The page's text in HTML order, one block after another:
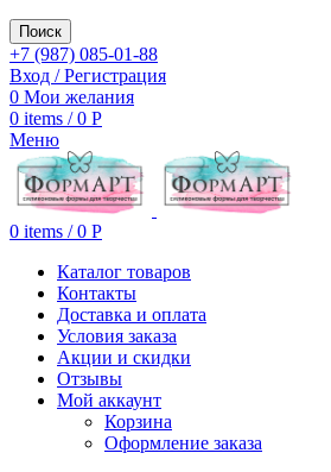
Поиск
+7 (987) 085-01-88
Вход / Регистрация
0 Мои желания
0 items / 0 Р
Меню
0 items / 0 Р
Каталог товаров
Контакты
Доставка и оплата
Условия заказа
Акции и скидки
Отзывы
Мой аккаунт
Корзина
Оформление заказа